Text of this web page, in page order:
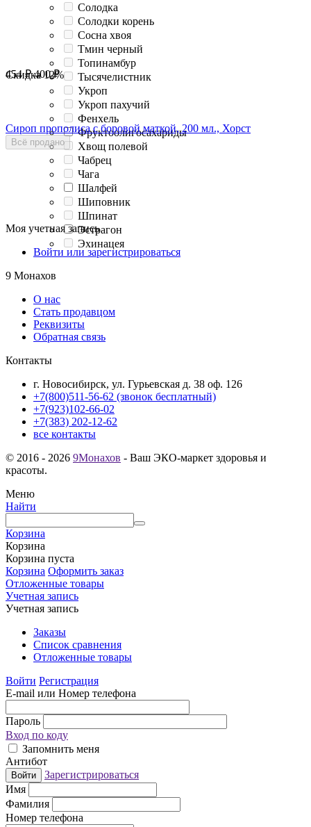
Солодка
Солодки корень
Сосна хвоя
Тмин черный
Топинамбур
Тысячелистник
Укроп
Укроп пахучий
Фенхель
Фруктоолигосахариды
Хвощ полевой
Чабрец
Чага
Шалфей
Шиповник
Шпинат
Эстрагон
Эхинацея
Скидка12%
454 ₽ 400 ₽
Сироп прополиса с боровой маткой, 200 мл., Хорст
Всё продано
Моя учетная запись
Войти или зарегистрироваться
9 Монахов
О нас
Стать продавцом
Реквизиты
Обратная связь
Контакты
г. Новосибирск, ул. Гурьевская д. 38 оф. 126
+7(800)511-56-62 (звонок бесплатный)
+7(923)102-66-02
+7(383) 202-12-62
все контакты
© 2016 - 2026 9Монахов - Ваш ЭКО-маркет здоровья и
красоты.
Меню
Найти
Корзина
Корзина
Корзина пуста
Корзина Оформить заказ
Отложенные товары
Учетная запись
Учетная запись
Заказы
Список сравнения
Отложенные товары
Войти Регистрация
E-mail или Номер телефона
Пароль
Вход по коду
Запомнить меня
Антибот
Войти
Зарегистрироваться
Имя
Фамилия
Номер телефона